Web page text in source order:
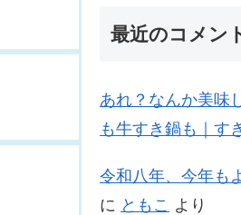
最近のコメン
あれ？なんか美味
も牛すき鍋も｜す
令和八年、今年も
に ともこ より